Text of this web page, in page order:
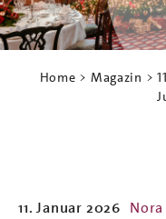
Home > Magazin >
11. Januar 2026